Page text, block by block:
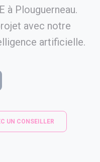
à Plouguerneau.
avec notre
artificielle.
UN CONSEILLER